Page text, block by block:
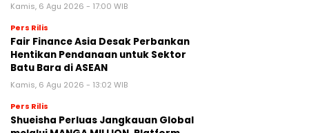
Kamis, 6 Agu 2026 - 17:00 WIB
Pers Rilis
Fair Finance Asia Desak Perbankan
Hentikan Pendanaan untuk Sektor
Batu Bara di ASEAN
Kamis, 6 Agu 2026 - 13:02 WIB
Pers Rilis
Shueisha Perluas Jangkauan Global